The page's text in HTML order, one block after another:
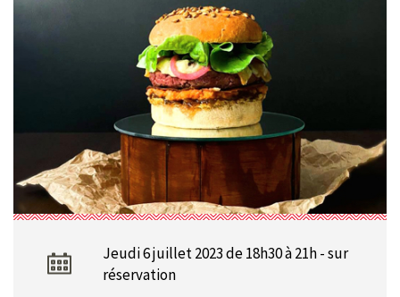
Jeudi 6 juillet 2023 de 18h30 à 21h - sur
réservation